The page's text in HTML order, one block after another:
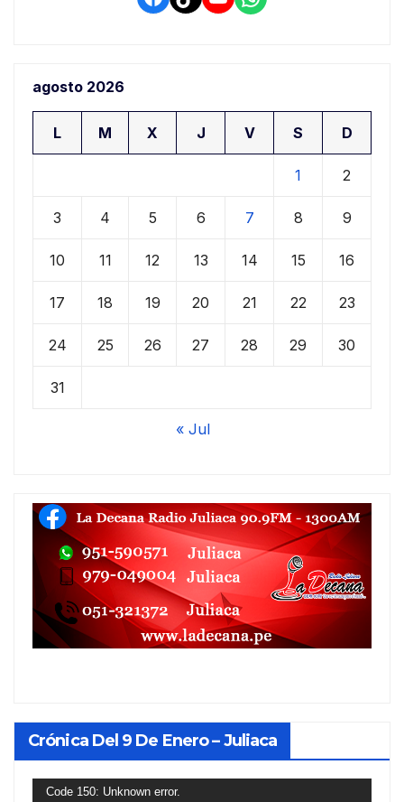
agosto 2026
L M X J V S D
1 2
3 4 5 6 7 8 9
10 11 12 13 14 15 16
17 18 19 20 21 22 23
24 25 26 27 28 29 30
31
« Jul
Crónica Del 9 De Enero – Juliaca
Reproductor
Code 150: Unknown error.